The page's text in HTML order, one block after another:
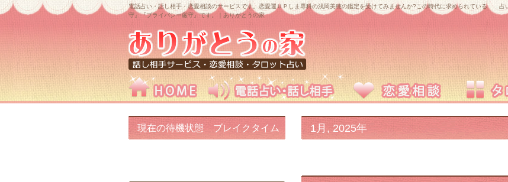
電話占い・話し相手・恋愛相談のサービスです。恋愛運ＵＰしま専科の浅岡美穂の鑑定を受けてみませんか?この時代に求められている 占
守』『プライバシー厳守』です。｜ありがとうの家
1月, 2025年
現在の待機状態 ブレイクタイム